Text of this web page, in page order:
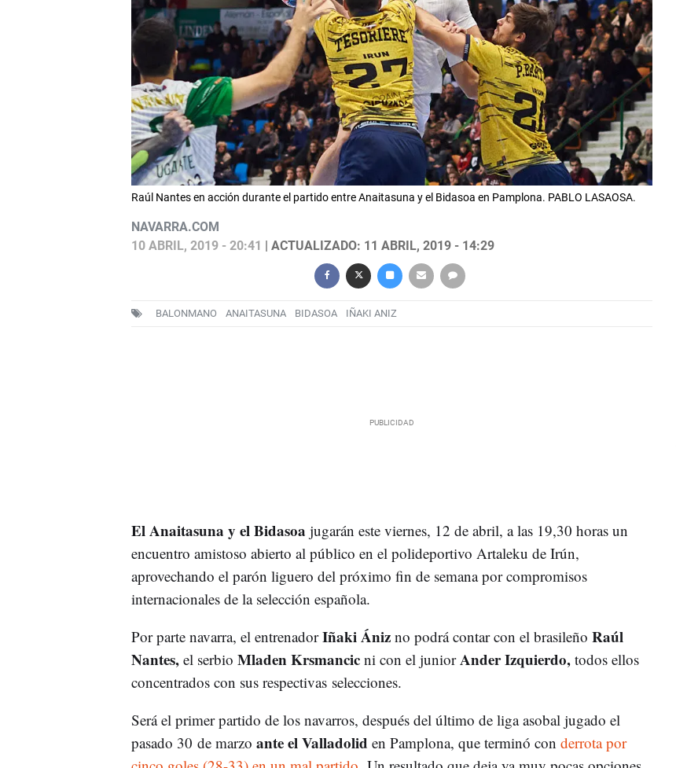
Raúl Nantes en acción durante el partido entre Anaitasuna y el Bidasoa en Pamplona. PABLO LASAOSA.
NAVARRA.COM
10 ABRIL, 2019 - 20:41
| ACTUALIZADO: 11 ABRIL, 2019 - 14:29
BALONMANO ANAITASUNA BIDASOA IÑAKI ANIZ
El Anaitasuna y el Bidasoa jugarán este viernes, 12 de abril, a las 19,30 horas un
encuentro amistoso abierto al público en el polideportivo Artaleku de Irún,
aprovechando el parón liguero del próximo fin de semana por compromisos
internacionales de la selección española.
Por parte navarra, el entrenadorIñaki Ániz no podrá contar con el brasileño Raúl
Nantes,el serbio Mladen Krsmancic ni con el juniorAnder Izquierdo,todos ellos
concentrados con sus respectivas selecciones.
Será el primer partido de los navarros, después del último de liga asobal jugado el
pasado 30 de marzo ante el Valladolid en Pamplona, que terminó con derrota por